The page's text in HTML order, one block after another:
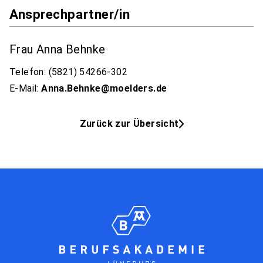
Ansprechpartner/in
Frau Anna Behnke
Telefon: (5821) 54266-302
E-Mail:Anna.Behnke@moelders.de
Zurück zur Übersicht